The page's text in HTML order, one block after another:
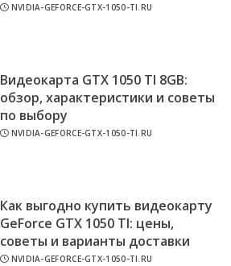
NVIDIA-GEFORCE-GTX-1050-TI.RU
Видеокарта GTX 1050 TI 8GB:
обзор, характеристики и советы
по выбору
NVIDIA-GEFORCE-GTX-1050-TI.RU
Как выгодно купить видеокарту
GeForce GTX 1050 TI: цены,
советы и варианты доставки
NVIDIA-GEFORCE-GTX-1050-TI.RU